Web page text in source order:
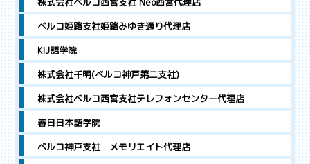
ベルコ姫路支社姫路みゆき通り代理店
KIJ語学院
株式会社千明(ベルコ神戸第二支社)
株式会社ベルコ西宮支社テレフォンセンター代理店
春日日本語学院
ベルコ神戸支社 メモリエイト代理店